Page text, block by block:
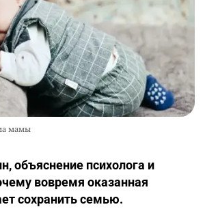
мамы
объяснение психолога и
вовремя оказанная
сохранить семью.